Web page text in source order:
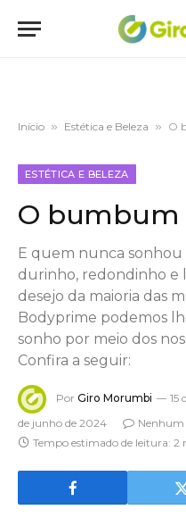
Início » Estética e Beleza » O
ESTÉTICA E BELEZA
O bumbum
E quem nunca
durinho, redondinho e
desejo da maioria das
Bodyprime podemos
sonho por meio dos
Confira a seguir:
Por Giro Morumbi 15
de junho de 2024
Tempo estimado de leitura: 2